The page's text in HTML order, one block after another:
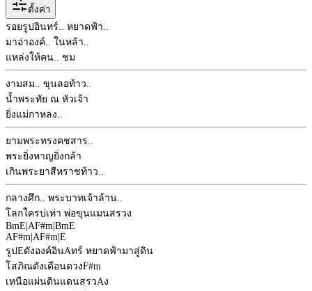
ตั้งค่า
รอยรูปอินทร์.. หยาดฟ้า..
มาอ่าองค์.. ในหล้า..
แหล่งให้คน.. ชม
งามสม.. ขุนลอท้าว..
น้ำพระทัย ณ หัวเจ้า
ยิ่งแม่กาหลง..
ยามพระทรงคชสาร..
พระยิ่งหาญยิ่งกล้า
เกินพระยาสีหราชท้าว..
กลางศึก.. พระบาทเจ้าล้าน..
โลกใครบ่เท่า พ่อขุนแมนสรวง
BmE AF#m BmE
AF#m AF#m E
รูปEดังองค์อินAทร์ หยาดฟ้ามาสู่ดิน
โสภิณดังเดือนดวงF#m
เหนือแผ่นดินแดนสรวAง